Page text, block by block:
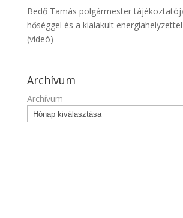
Bedő Tamás polgármester
hőséggel és a kialakult
(videó)
Archívum
Archívum